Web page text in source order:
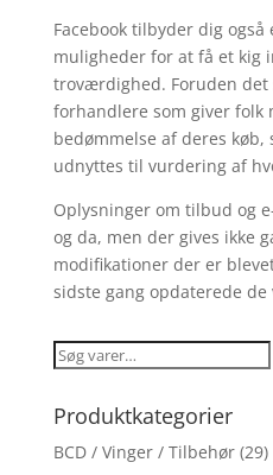
Facebook tilbyder dig
muligheder for at få et kig
troværdighed. Foruden det
forhandlere som giver folk
bedømmelse af deres
udnyttes til vurdering af
Oplysninger om tilbud og
og da, men der gives ikke
modifikationer der er
sidste gang opdaterede de
Søg
Produktkategorier
BCD / Vinger / Tilbehør (29)